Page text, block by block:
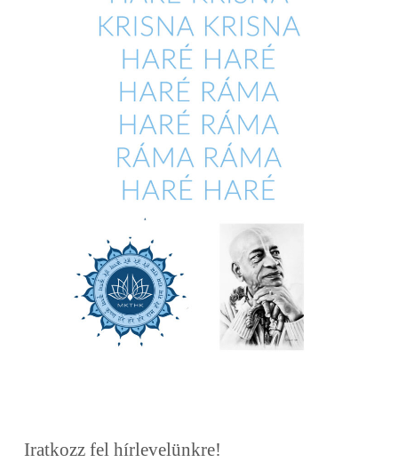
Iratkozz fel hírlevelünkre!